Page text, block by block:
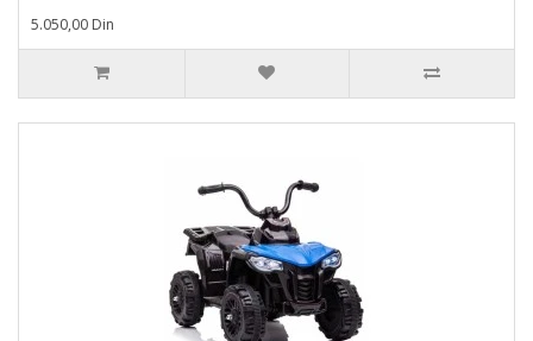
5.050,00 Din